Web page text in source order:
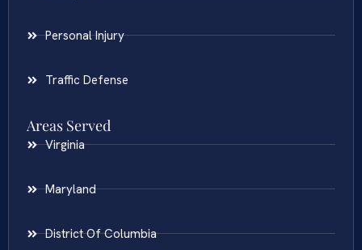
Personal Injury
Traffic Defense
Areas Served
Virginia
Maryland
District Of Columbia